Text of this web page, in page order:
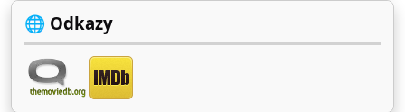
🌐 Odkazy